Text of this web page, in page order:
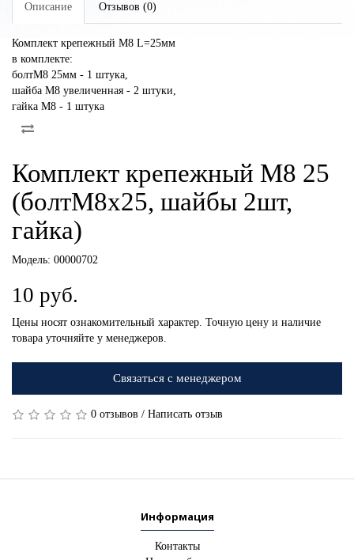
Описание Отзывов (0)
Комплект крепежный М8 L=25мм
в комплекте:
болтМ8 25мм - 1 штука,
шайба М8 увеличенная - 2 штуки,
гайка М8 - 1 штука
Комплект крепежный М8 25
(болтМ8х25, шайбы 2шт,
гайка)
Модель: 00000702
10 руб.
Цены носят ознакомительный характер. Точную цену и наличие
товара уточняйте у менеджеров.
Связаться с менеджером
0 отзывов / Написать отзыв
Информация
Контакты